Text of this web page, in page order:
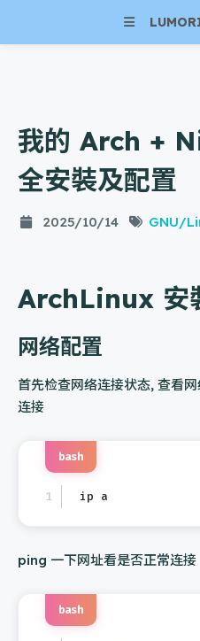
我的 Arch +
全安裝及配置
2025/10/14 GNU/
ArchLinux 安
网络配置
首先检查网络连接状态, 查看
连接
ip a
bash
ping 一下网址看是否正常连接
bash